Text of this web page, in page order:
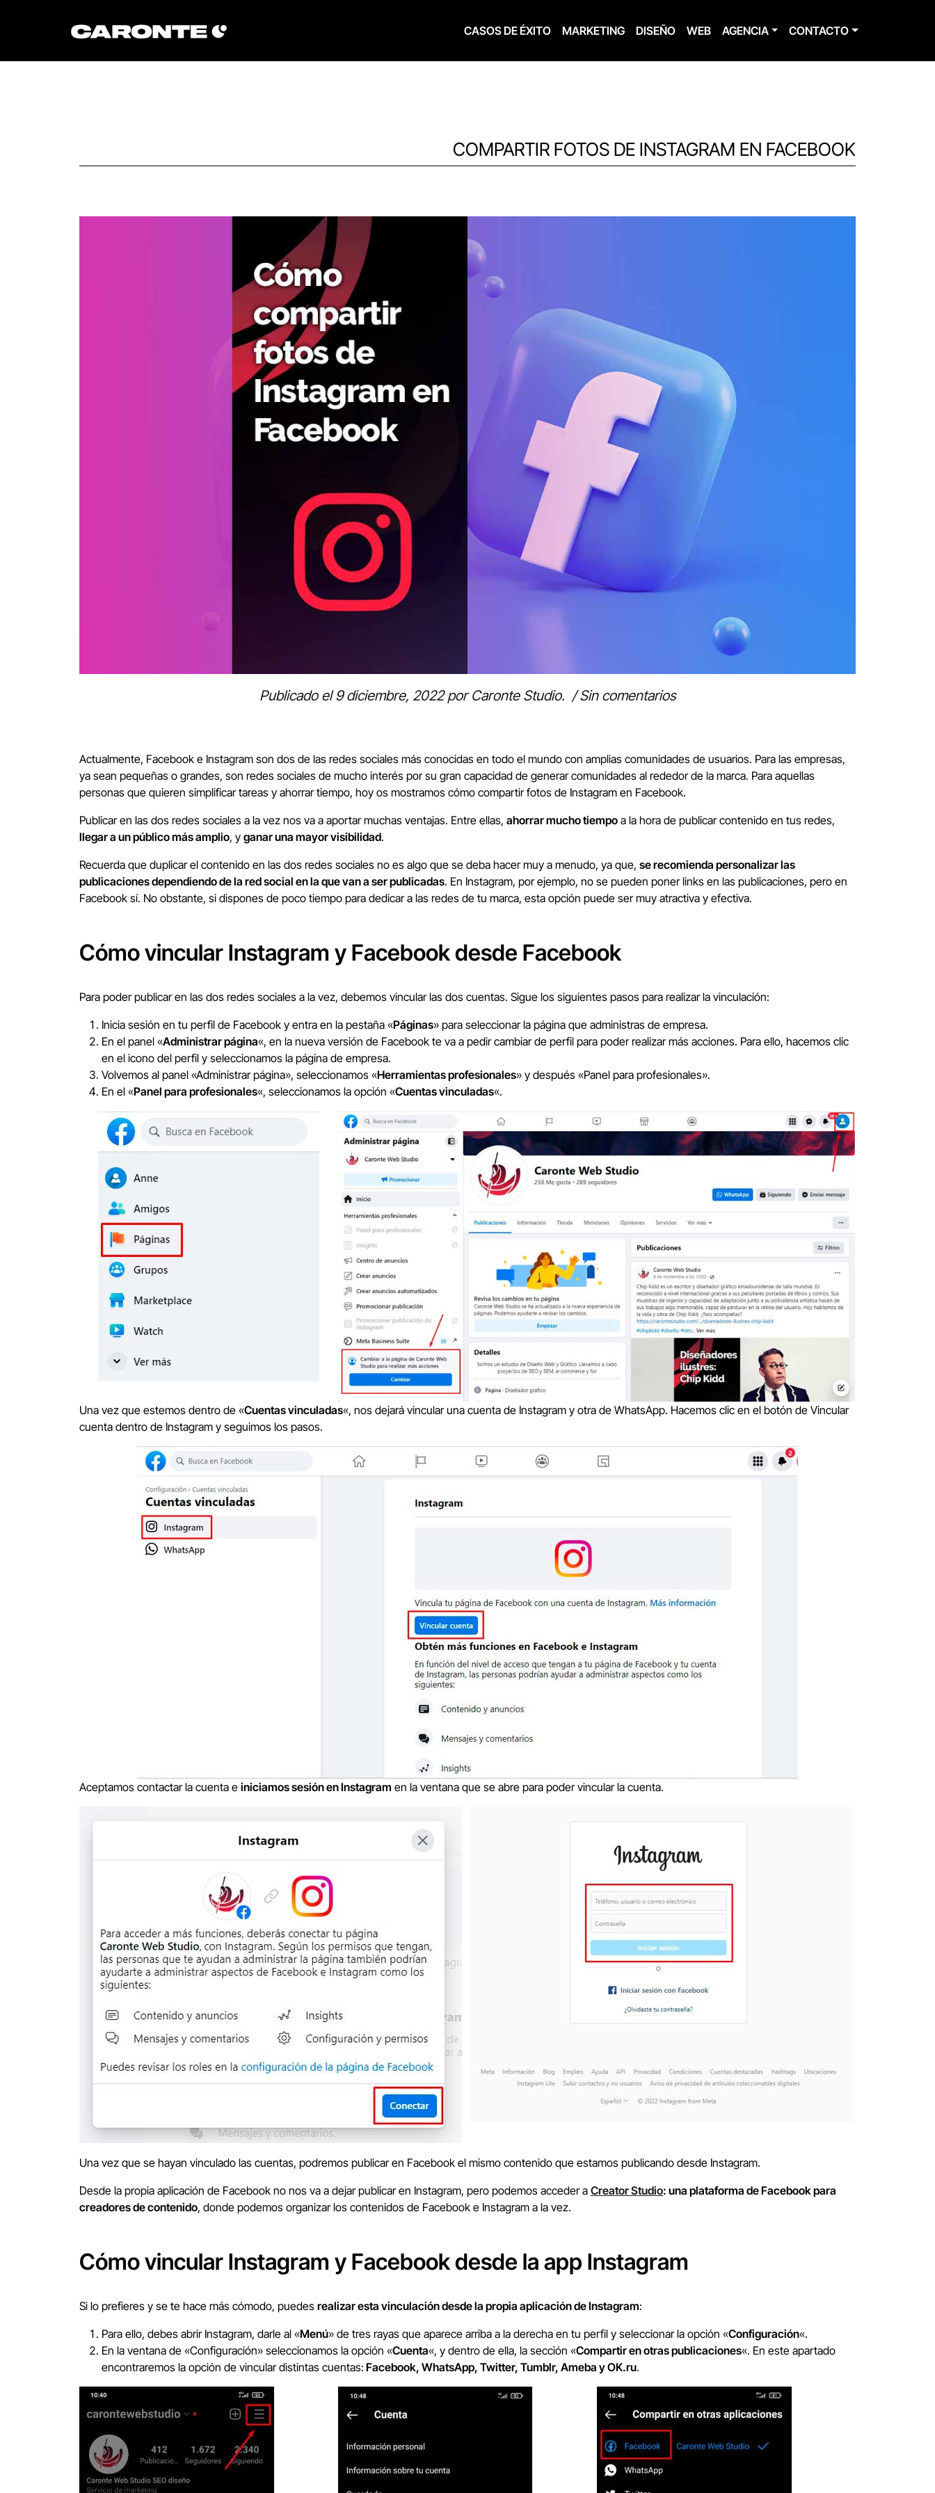
CASOS DE ÉXITO MARKETING DISEÑO WEB AGENCIA CONTACTO
COMPARTIR FOTOS DE INSTAGRAM EN FACEBOOK
Publicado el9 diciembre, 2022porCaronte Studio. /Sin comentarios
Actualmente, Facebook e Instagram son dos de las redes sociales más conocidas en todo el mundo con amplias comunidades de usuarios. Para las empresas,
ya sean pequeñas o grandes, son redes sociales de mucho interés por su gran capacidad de generar comunidades al rededor de la marca. Para aquellas
personas que quieren simplificar tareas y ahorrar tiempo, hoy os mostramos cómo compartir fotos de Instagram en Facebook.
Publicar en las dos redes sociales a la vez nos va a aportar muchas ventajas. Entre ellas, ahorrar mucho tiempo a la hora de publicar contenido en tus redes,
llegar a un público más amplio, y ganar una mayor visibilidad.
Recuerda que duplicar el contenido en las dos redes sociales no es algo que se deba hacer muy a menudo, ya que, se recomienda personalizar las
publicaciones dependiendo de la red social en la que van a ser publicadas. En Instagram, por ejemplo, no se pueden poner links en las publicaciones, pero en
Facebook sí. No obstante, si dispones de poco tiempo para dedicar a las redes de tu marca, esta opción puede ser muy atractiva y efectiva.
Cómo vincular Instagram y Facebook desde Facebook
Para poder publicar en las dos redes sociales a la vez, debemos vincular las dos cuentas. Sigue los siguientes pasos para realizar la vinculación:
Inicia sesión en tu perfil de Facebook y entra en la pestaña «Páginas» para seleccionar la página que administras de empresa.
En el panel «Administrar página«, en la nueva versión de Facebook te va a pedir cambiar de perfil para poder realizar más acciones. Para ello, hacemos clic
en el icono del perfil y seleccionamos la página de empresa.
Volvemos al panel «Administrar página», seleccionamos «Herramientas profesionales» y después «Panel para profesionales».
En el «Panel para profesionales«, seleccionamos la opción «Cuentas vinculadas«.
Una vez que estemos dentro de «Cuentas vinculadas«, nos dejará vincular una cuenta de Instagram y otra de WhatsApp. Hacemos clic en el botón de Vincular
cuenta dentro de Instagram y seguimos los pasos.
Aceptamos contactar la cuenta e iniciamos sesión en Instagram en la ventana que se abre para poder vincular la cuenta.
Una vez que se hayan vinculado las cuentas, podremos publicar en Facebook el mismo contenido que estamos publicando desde Instagram.
Desde la propia aplicación de Facebook no nos va a dejar publicar en Instagram, pero podemos acceder a Creator Studio: una plataforma de Facebook para
creadores de contenido, donde podemos organizar los contenidos de Facebook e Instagram a la vez.
Cómo vincular Instagram y Facebook desde la app Instagram
Si lo prefieres y se te hace más cómodo, puedes realizar esta vinculación desde la propia aplicación de Instagram:
Para ello, debes abrir Instagram, darle al «Menú» de tres rayas que aparece arriba a la derecha en tu perfil y seleccionar la opción «Configuración«.
En la ventana de «Configuración» seleccionamos la opción «Cuenta«, y dentro de ella, la sección «Compartir en otras publicaciones«. En este apartado
encontraremos la opción de vincular distintas cuentas: Facebook, WhatsApp, Twitter, Tumblr, Ameba y OK.ru.